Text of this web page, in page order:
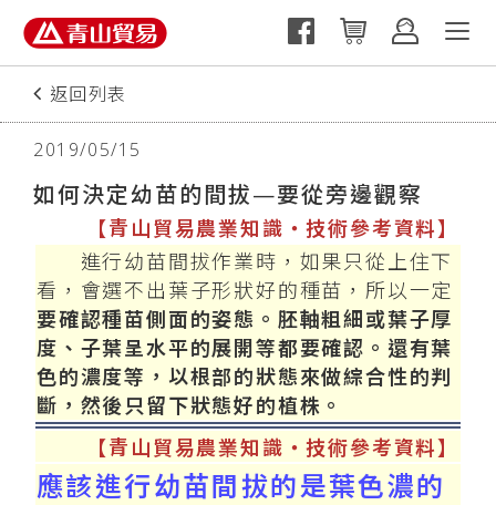
返回列表
2019/05/15
如何決定幼苗的間拔—要從旁邊觀察
【青山貿易農業知識‧技術參考資料】
進行幼苗間拔作業時，如果只從上住下
看，會選不出葉子形狀好的種苗，所以一定
要確認種苗側面的姿態。胚軸粗細或葉子厚
度、子葉呈水平的展開等都要確認。還有葉
色的濃度等，以根部的狀態來做綜合性的判
斷，然後只留下狀態好的植株。
【青山貿易農業知識‧技術參考資料】
應該進行幼苗間拔的是葉色濃的